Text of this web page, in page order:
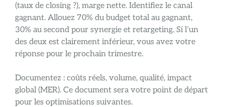
(taux de closing ?), marge nette. Identifiez le canal
gagnant. Allouez 70% du budget total au gagnant,
30% au second pour synergie et retargeting. Si l’un
des deux est clairement inférieur, vous avez votre
réponse pour le prochain trimestre.
Documentez : coûts réels, volume, qualité, impact
global (MER). Ce document sera votre point de départ
pour les optimisations suivantes.